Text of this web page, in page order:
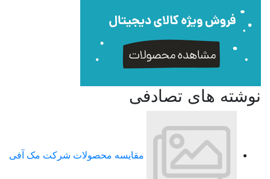
نوشته های تصادفی
مقایسه محصولات شرکت مک آفی